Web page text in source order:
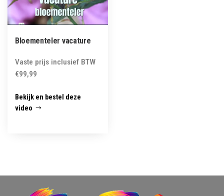
Bloementeler vacature
Vaste prijs inclusief BTW
€99,99
Bekijk en bestel deze
video